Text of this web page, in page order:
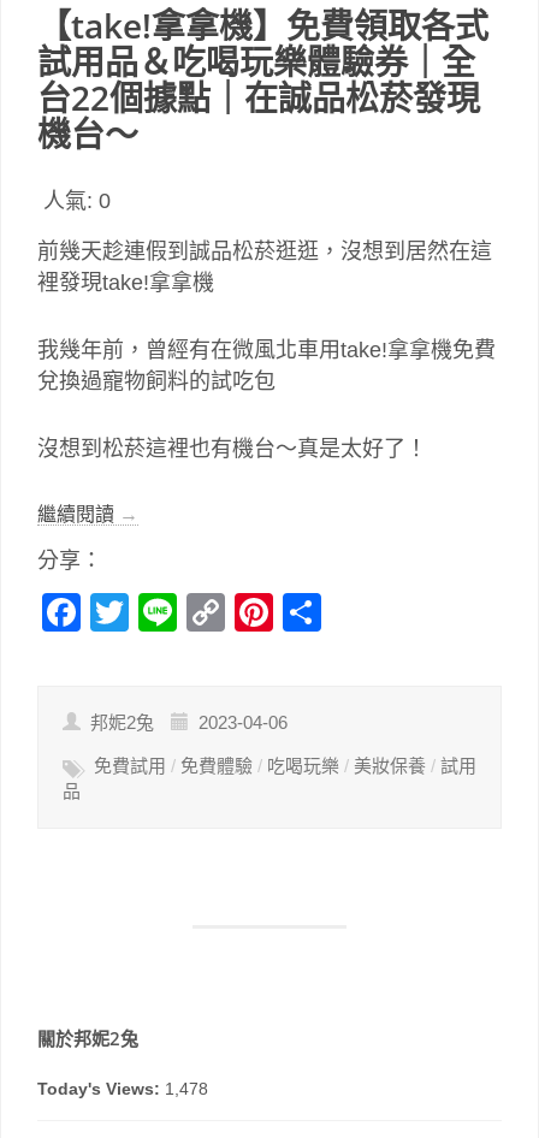
【take!拿拿機】免費領取各式
試用品＆吃喝玩樂體驗券｜全
台22個據點｜在誠品松菸發現
機台～
人氣: 0
前幾天趁連假到誠品松菸逛逛，沒想到居然在這
裡發現take!拿拿機
我幾年前，曾經有在微風北車用take!拿拿機免費
兌換過寵物飼料的試吃包
沒想到松菸這裡也有機台～真是太好了！
繼續閱讀 →
分享：
Facebook
Twitter
LineCopyPinterest
邦妮2兔 2023-04-06
免費試用 / 免費體驗 / 吃喝玩樂 / 美妝保養 / 試用
品
關於邦妮2兔
Today's Views: 1,478